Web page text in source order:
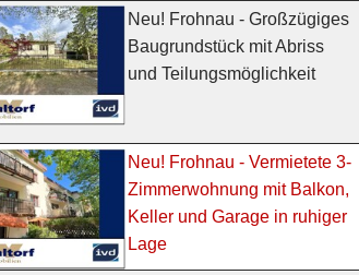
Neu! Frohnau - Großzügiges
Baugrundstück mit Abriss
und Teilungsmöglichkeit
Neu! Frohnau - Vermietete 3-
Zimmerwohnung mit Balkon,
Keller und Garage in ruhiger
Lage